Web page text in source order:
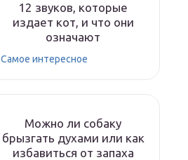
12 звуков, которые
издает кот, и что они
означают
Самое интересное
Можно ли собаку
брызгать духами или как
избавиться от запаха